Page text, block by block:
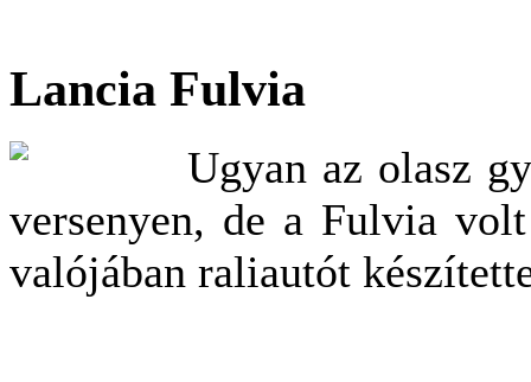
Lancia Fulvia
Ugyan az olasz
versenyen, de a Fulvia
valójában raliautót